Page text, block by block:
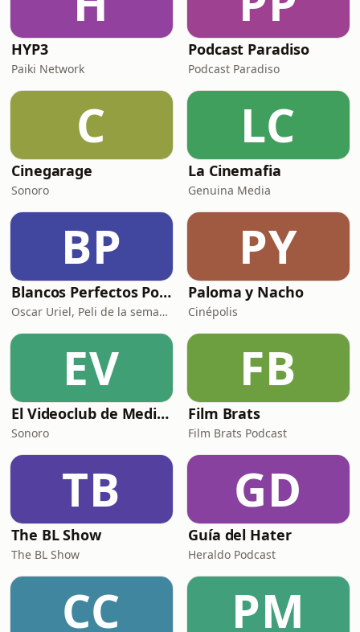
HYP3
Paiki Network
Podcast Paradiso
Podcast Paradiso
C
Cinegarage
Sonoro
LC
La Cinemafia
Genuina Media
BP
Blancos Perfectos Podcast
Oscar Uriel, Peli de la semana y Mauricio Valle
PY
Paloma y Nacho
Cinépolis
EV
El Videoclub de Medianoche
Sonoro
FB
Film Brats
Film Brats Podcast
TB
The BL Show
The BL Show
GD
Guía del Hater
Heraldo Podcast
CC PM